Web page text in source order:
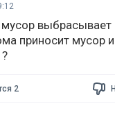
выбрасывает
приносит мусор
2